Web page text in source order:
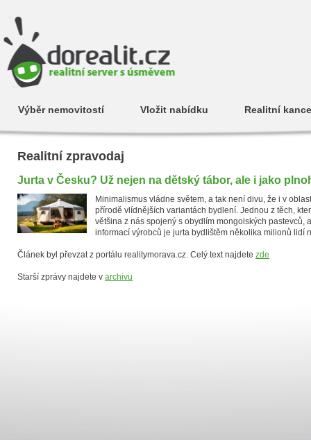
Výběr nemovitostí Vložit nabídku Realitní
Realitní zpravodaj
Jurta v Česku? Už nejen na dětský tábor, ale i jako
Minimalismus vládne světem, a tak není divu, že i v
přírodě vlídnějších variantách bydlení. Jednou z těch,
většina z nás spojený s obydlím mongolských pastevců,
informací výrobců je jurta bydlištěm několika milionů lidí
Článek byl převzat z portálu realitymorava.cz. Celý text najdete zde
Starší zprávy najdete v archivu